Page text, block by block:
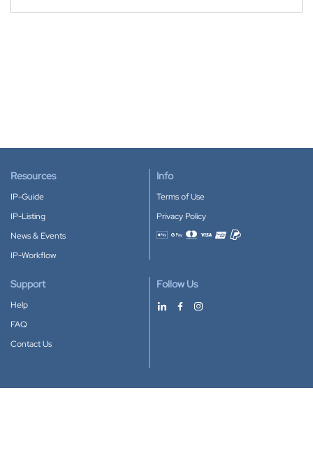
Resources
IP-Guide
IP-Listing
News & Events
IP-Workflow
Info
Terms of Use
Privacy Policy
Accepted payment methods
Support
Help
FAQ
Contact Us
Follow Us